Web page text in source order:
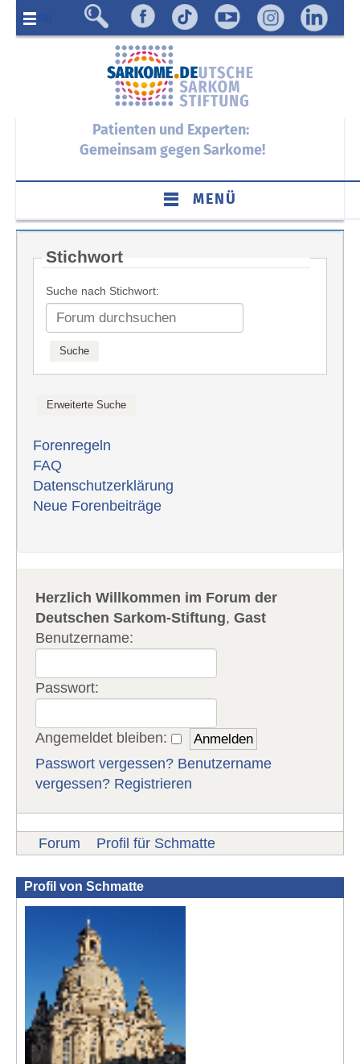
Menü
Patienten und Experten:
Gemeinsam gegen Sarkome!
MENÜ
Stichwort
Suche nach Stichwort:
Forenregeln
FAQ
Datenschutzerklärung
Neue Forenbeiträge
Herzlich Willkommen im Forum der
Deutschen Sarkom-Stiftung,Gast
Benutzername:
Passwort:
Angemeldet bleiben:
Passwort vergessen? Benutzername
vergessen? Registrieren
Forum Profil für Schmatte
Profil von Schmatte